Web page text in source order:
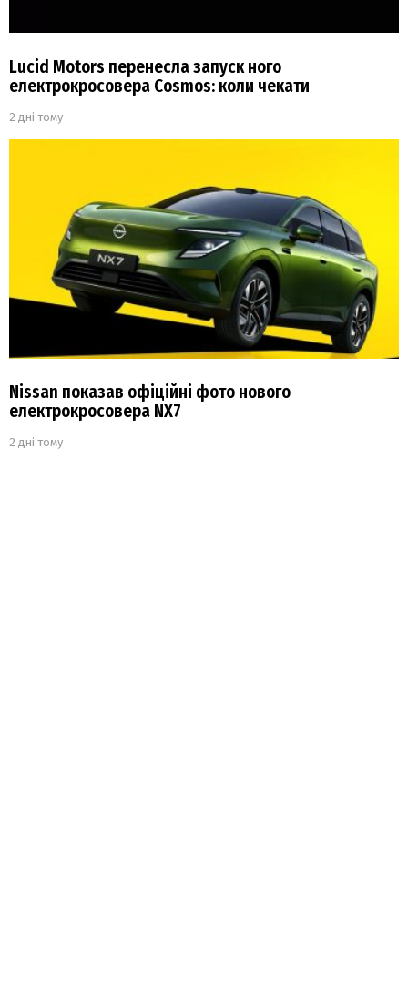
Lucid Motors перенесла запуск ного
електрокросовера Cosmos: коли чекати
2 дні тому
Nissan показав офіційні фото нового
електрокросовера NX7
2 дні тому